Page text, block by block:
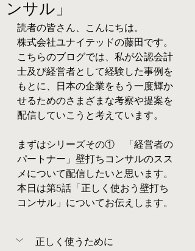
ンサル」
読者の皆さん、こんにちは。
株式会社ユナイテッドの藤田です。
こちらのブログでは、私が公認会計
士及び経営者として経験した事例を
もとに、日本の企業をもう一度輝か
せるためのさまざまな考察や提案を
配信していこうと考えています。
まずはシリーズその①　「経営者の
パートナー」壁打ちコンサルのスス
メについて配信したいと思います。
本日は第5話「正しく使おう壁打ち
コンサル」についてお伝えします。
正しく使うために